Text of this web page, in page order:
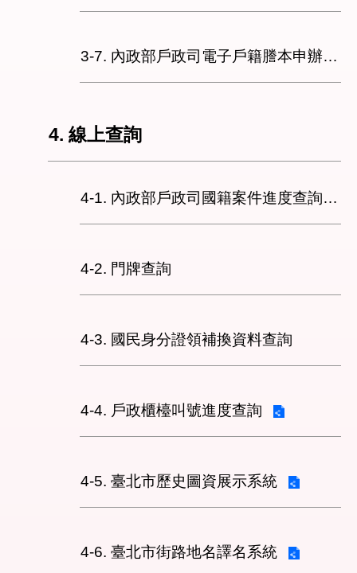
3-7. 內政部戶政司電子戶籍謄本申辦及驗證系統
4. 線上查詢
4-1. 內政部戶政司國籍案件進度查詢
4-2. 門牌查詢
4-3. 國民身分證領補換資料查詢
4-4. 戶政櫃檯叫號進度查詢
4-5. 臺北市歷史圖資展示系統
4-6. 臺北市街路地名譯名系統